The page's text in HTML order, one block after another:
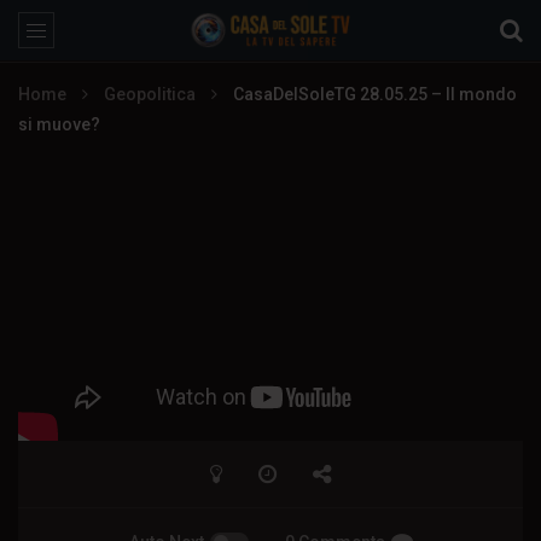
Home Geopolitica
CasaDelSoleTG 28.05.25 – Il mondo
si muove?